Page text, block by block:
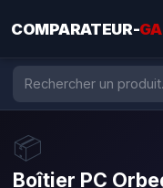
COMPARATEUR-
📦
Boîtier PC